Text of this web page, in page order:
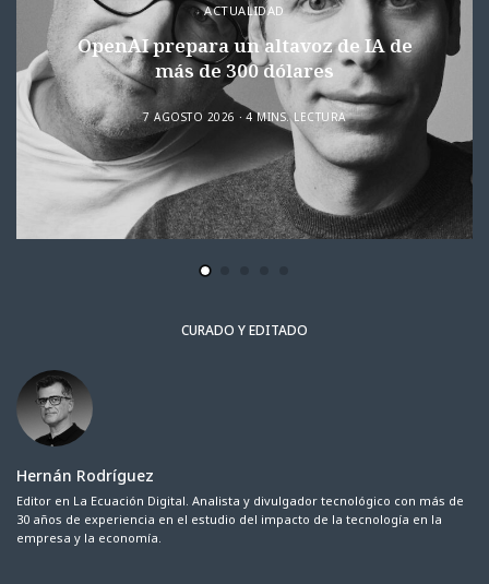
ACTUALIDAD
OpenAI prepara un altavoz de IA de
más de 300 dólares
7 AGOSTO 2026 4 MINS. LECTURA
CURADO Y EDITADO
Hernán Rodríguez
Editor en La Ecuación Digital. Analista y divulgador tecnológico con más de
30 años de experiencia en el estudio del impacto de la tecnología en la
empresa y la economía.